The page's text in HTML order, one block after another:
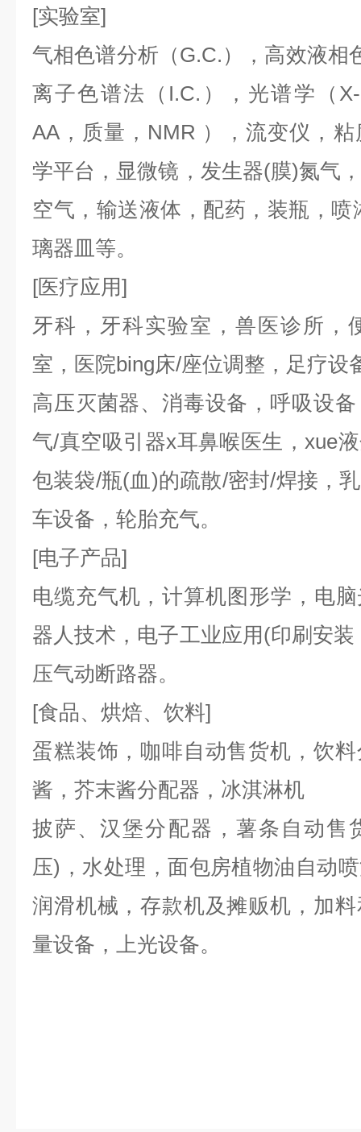
[实验室]
气相色谱分析（G.C.），高效液相
离子色谱法（I.C.），光谱学（
AA，质量，NMR ），流变仪，
学平台，显微镜，发生器(膜)氮气
空气，输送液体，配药，装瓶，
璃器皿等。
[医疗应用]
牙科，牙科实验室，兽医诊所，
室，医院bing床/座位调整，足疗设
高压灭菌器、消毒设备，呼吸设
气/真空吸引器x耳鼻喉医生，xue
包装袋/瓶(血)的疏散/密封/焊接，
车设备，轮胎充气。
[电子产品]
电缆充气机，计算机图形学，电
器人技术，电子工业应用(印刷安
压气动断路器。
[食品、烘焙、饮料]
蛋糕装饰，咖啡自动售货机，饮
酱，芥末酱分配器，冰淇淋机
披萨、汉堡分配器，薯条自动售
压)，水处理，面包房植物油自动
润滑机械，存款机及摊贩机，加
量设备，上光设备。